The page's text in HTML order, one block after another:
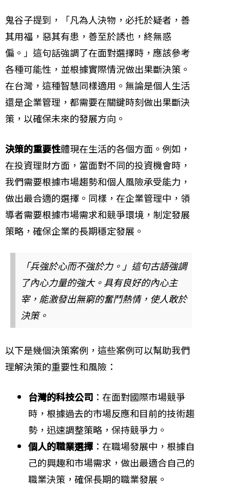
鬼谷子提到，「凡為人決物，必托於疑者，善
其用福，惡其有患，善至於誘也，終無惑
偏。」這句話強調了在面對選擇時，應該參考
各種可能性，並根據實際情況做出果斷決策。
在台灣，這種智慧同樣適用。無論是個人生活
還是企業管理，都需要在關鍵時刻做出果斷決
策，以確保未來的發展方向。
決策的重要性體現在生活的各個方面。例如，
在投資理財方面，當面對不同的投資機會時，
我們需要根據市場趨勢和個人風險承受能力，
做出最合適的選擇。同樣，在企業管理中，領
導者需要根據市場需求和競爭環境，制定發展
策略，確保企業的長期穩定發展。
「兵強於心而不強於力。」這句古語強調
了內心力量的強大。具有良好的內心主
宰，能激發出無窮的奮鬥熱情，使人敢於
決策。
以下是幾個決策案例，這些案例可以幫助我們
理解決策的重要性和風險：
台灣的科技公司 ：在面對國際市場競爭
時，根據過去的市場反應和目前的技術趨
勢，迅速調整策略，保持競爭力。
個人的職業選擇 ：在職場發展中，根據自
己的興趣和市場需求，做出最適合自己的
職業決策，確保長期的職業發展。